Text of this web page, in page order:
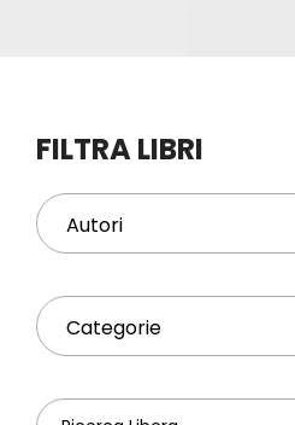
FILTRA LIBRI